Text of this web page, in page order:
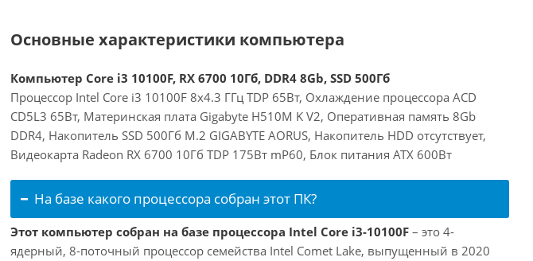
Основные характеристики компьютера
Компьютер Core i3 10100F, RX 6700 10Гб, DDR4 8Gb, SSD 500Гб
Процессор Intel Core i3 10100F 8x4.3 ГГц TDP 65Вт, Охлаждение процессора ACD
CD5L3 65Вт, Материнская плата Gigabyte H510M K V2, Оперативная память 8Gb
DDR4, Накопитель SSD 500Гб M.2 GIGABYTE AORUS, Накопитель HDD отсутствует,
Видеокарта Radeon RX 6700 10Гб TDP 175Вт mP60, Блок питания ATX 600Вт
На базе какого процессора собран этот ПК?
Этот компьютер собран на базе процессора Intel Core i3-10100F – это 4-
ядерный, 8-поточный процессор семейства Intel Comet Lake, выпущенный в 2020